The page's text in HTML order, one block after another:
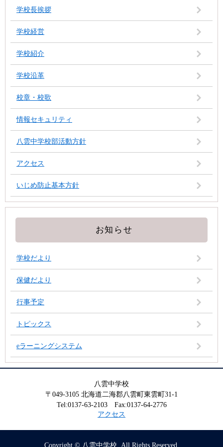
学校長挨拶
学校経営
学校紹介
学校沿革
校章・校歌
情報セキュリティ
八雲中学校部活動方針
アクセス
いじめ防止基本方針
お知らせ
学校だより
保健だより
行事予定
トピックス
eラーニングシステム
八雲中学校
〒049-3105 北海道二海郡八雲町東雲町31-1
Tel:0137-63-2103 Fax:0137-64-2776
アクセス
Copyright © 八雲中学校. All Rights Reserved.